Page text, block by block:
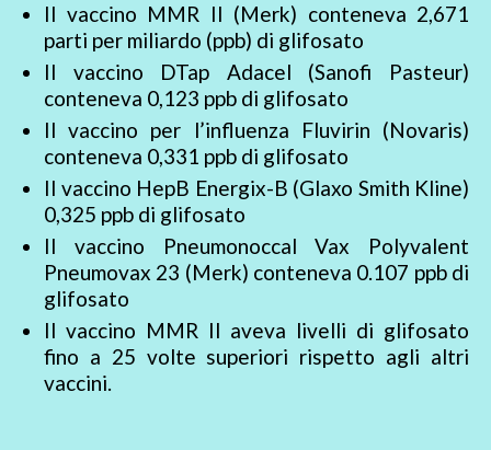
Il vaccino MMR II (Merk) conteneva 2,671
parti per miliardo (ppb) di glifosato
Il vaccino DTap Adacel (Sanofi Pasteur)
conteneva 0,123 ppb di glifosato
Il vaccino per l’influenza Fluvirin (Novaris)
conteneva 0,331 ppb di glifosato
Il vaccino HepB Energix-B (Glaxo Smith Kline)
0,325 ppb di glifosato
Il vaccino Pneumonoccal Vax Polyvalent
Pneumovax 23 (Merk) conteneva 0.107 ppb di
glifosato
Il vaccino MMR II aveva livelli di glifosato
fino a 25 volte superiori rispetto agli altri
vaccini.